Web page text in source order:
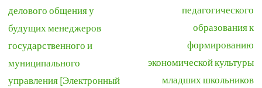
делового общения у
будущих менеджеров
государственного и
муниципального
управления [Электронный
педагогического
образования к
формированию
экономической культуры
младших школьников